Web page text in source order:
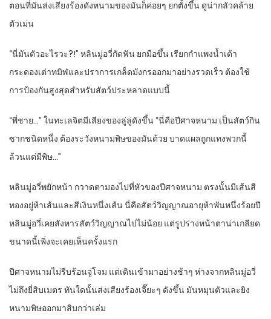
ตอนที่มันส่งเสียงร้องดังหนามของมันก็ค่อยๆ ยกตั้งขึ้น ดูน่ากลัวคล้าย
ตัวเม่น
“นี่มันตัวอะไรวะ?!” หลินมู่อวี่กัดฟัน ยกมือขึ้น เรียกกำแพงน้ำเต้า
กระดองเต่าทมิฬและปราการเกล็ดมังกรออกมาอย่างรวดเร็ว ต้องใช้
การป้องกันสูงสุดสำหรับสัตว์ประหลาดแบบนี้
“พี่ชาย…” ในทะเลจิตมีเสียงของลู่ลู่ดังขึ้น “นี่คือปีศาจหนาม เป็นสัตว์กิน
ซากชนิดหนึ่ง ต้องระวังหนามพิษของมันด้วย บาดแผลถูกแทงพวกนี้
ล้วนแต่มีพิษ…”
หลินมู่อวี่พยักหน้า กวาดตามองไปที่หัวของปีศาจหนาม ตรงนั้นมีเส้นสี
ทองอยู่ห้าเส้นและสีเงินหนึ่งเส้น นี่คือสัตว์วิญญาณอายุห้าพันหนึ่งร้อยปี
หลินมู่อวี่เคยสังหารสัตว์วิญญาณไปไม่น้อย แต่รูปร่างหน้าตาน่าเกลียด
ขนาดนี้เพิ่งจะเคยเห็นครั้งแรก
ปีศาจหนามไม่รีบร้อนจู่โจม แต่เดินเข้ามาอย่างช้าๆ ห่างจากหลินมู่อวี่
ไม่ถึงยี่สิบเมตร ทันใดนั้นส่งเสียงร้องเจี๊ยะๆ ดังขึ้น มันหมุนตัวและยิง
หนามพิษออกมาสิบกว่าเล่ม